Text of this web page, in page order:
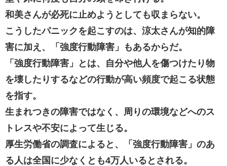
和美さんが必死に止めようとしても収まらない。
こうしたパニックを起こすのは、涼太さんが知的障
害に加え、「強度行動障害」もあるからだ。
「強度行動障害」とは、自分や他人を傷つけたり物
を壊したりするなどの行動が高い頻度で起こる状態
を指す。
生まれつきの障害ではなく、周りの環境などへのス
トレスや不安によって生じる。
厚生労働省の調査によると、「強度行動障害」のあ
る人は全国に少なくとも4万人いるとされる。